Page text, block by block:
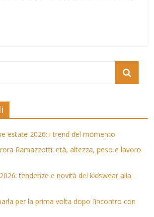
estate 2026: i trend del momento
Ramazzotti: età, altezza, peso e lavoro
tendenze e novità del kidswear alla
per la prima volta dopo l’incontro con